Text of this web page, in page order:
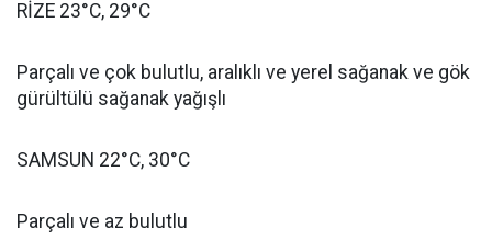
RİZE 23°C, 29°C
Parçalı ve çok bulutlu, aralıklı ve yerel sağanak ve gök
gürültülü sağanak yağışlı
SAMSUN 22°C, 30°C
Parçalı ve az bulutlu